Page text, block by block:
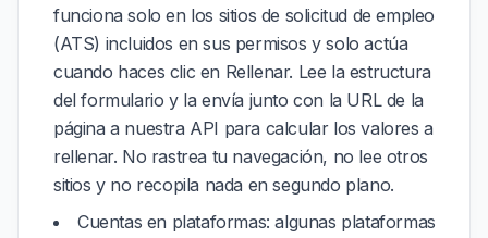
funciona solo en los sitios de solicitud de empleo
(ATS) incluidos en sus permisos y solo actúa
cuando haces clic en Rellenar. Lee la estructura
del formulario y la envía junto con la URL de la
página a nuestra API para calcular los valores a
rellenar. No rastrea tu navegación, no lee otros
sitios y no recopila nada en segundo plano.
Cuentas en plataformas: algunas plataformas